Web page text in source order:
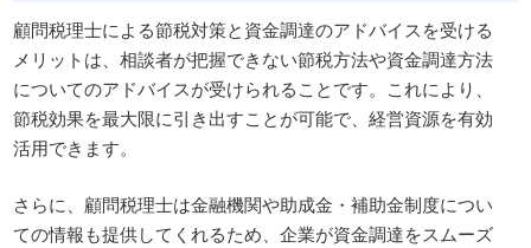
顧問税理士による節税対策と資金調達のアドバイスを受ける
メリットは、相談者が把握できない節税方法や資金調達方法
についてのアドバイスが受けられることです。これにより、
節税効果を最大限に引き出すことが可能で、経営資源を有効
活用できます。
さらに、顧問税理士は金融機関や助成金・補助金制度につい
ての情報も提供してくれるため、企業が資金調達をスムーズ